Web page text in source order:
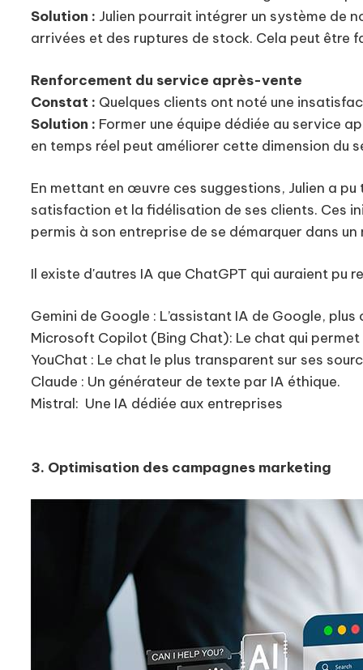
Solution : Julien pourrait intégrer un système de
arrivées et des ruptures de stock. Cela peut être
Renforcement du service après-vente
Constat : Quelques clients ont noté une
Solution : Former une équipe dédiée au service
en temps réel peut améliorer cette dimension du
En mettant en œuvre ces suggestions, Julien a
satisfaction et la fidélisation de ses clients. Ces
permis à son entreprise de se démarquer dans
Il existe d'autres IA que ChatGPT qui auraient pu
Gemini de Google : L’assistant IA de Google,
Microsoft Copilot (Bing Chat): Le chat qui
YouChat : Le chat le plus transparent sur ses
Claude : Un générateur de texte par IA éthique.
Mistral: Une IA dédiée aux entreprises
3. Optimisation des campagnes marketing